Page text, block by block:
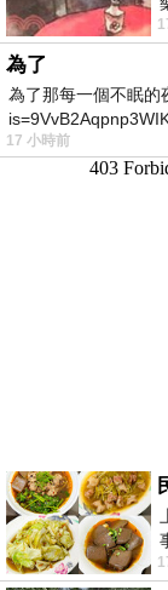
為了
為了那每一個不眠
17 小時前